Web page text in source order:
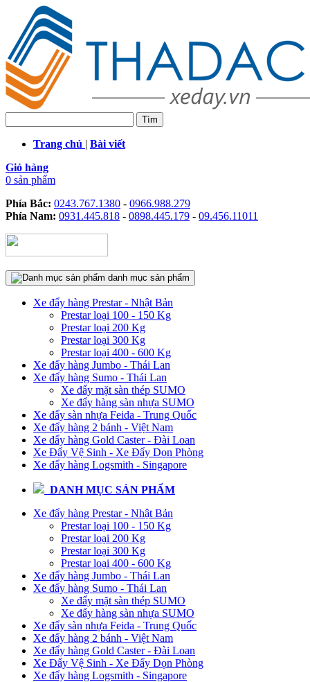
Trang chủ | Bài viết
Giỏ hàng
0 sản phẩm
Phía Bắc: 0243.767.1380 - 0966.988.279
Phía Nam: 0931.445.818 - 0898.445.179 - 09.456.11011
danh mục sản phẩm
Xe đẩy hàng Prestar - Nhật Bản
Prestar loại 100 - 150 Kg
Prestar loại 200 Kg
Prestar loại 300 Kg
Prestar loại 400 - 600 Kg
Xe đẩy hàng Jumbo - Thái Lan
Xe đẩy hàng Sumo - Thái Lan
Xe đẩy mặt sàn thép SUMO
Xe đẩy hàng sàn nhựa SUMO
Xe đẩy sàn nhựa Feida - Trung Quốc
Xe đẩy hàng 2 bánh - Việt Nam
Xe đẩy hàng Gold Caster - Đài Loan
Xe Đẩy Vệ Sinh - Xe Đẩy Dọn Phòng
Xe đẩy hàng Logsmith - Singapore
DANH MỤC SẢN PHẨM
Xe đẩy hàng Prestar - Nhật Bản
Prestar loại 100 - 150 Kg
Prestar loại 200 Kg
Prestar loại 300 Kg
Prestar loại 400 - 600 Kg
Xe đẩy hàng Jumbo - Thái Lan
Xe đẩy hàng Sumo - Thái Lan
Xe đẩy mặt sàn thép SUMO
Xe đẩy hàng sàn nhựa SUMO
Xe đẩy sàn nhựa Feida - Trung Quốc
Xe đẩy hàng 2 bánh - Việt Nam
Xe đẩy hàng Gold Caster - Đài Loan
Xe Đẩy Vệ Sinh - Xe Đẩy Dọn Phòng
Xe đẩy hàng Logsmith - Singapore